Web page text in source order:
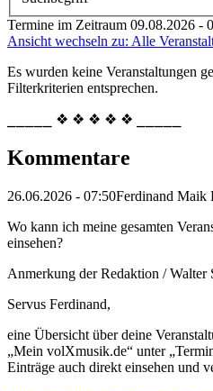
Termine im Zeitraum 09.08.2026 -
Ansicht wechseln zu: Alle
Es wurden keine Veranstaltungen
Filterkriterien entsprechen.
⎯⎯⎯⎯⎯ ❖ ❖ ❖ ❖ ❖ ⎯⎯⎯⎯⎯
Kommentare
26.06.2026 - 07:50Ferdinand Maik
Wo kann ich meine gesamten
einsehen?
Anmerkung der Redaktion /Walter
Servus Ferdinand,
eine Übersicht über deine
„Mein volXmusik.de“ unter
Einträge auch direkt einsehen und